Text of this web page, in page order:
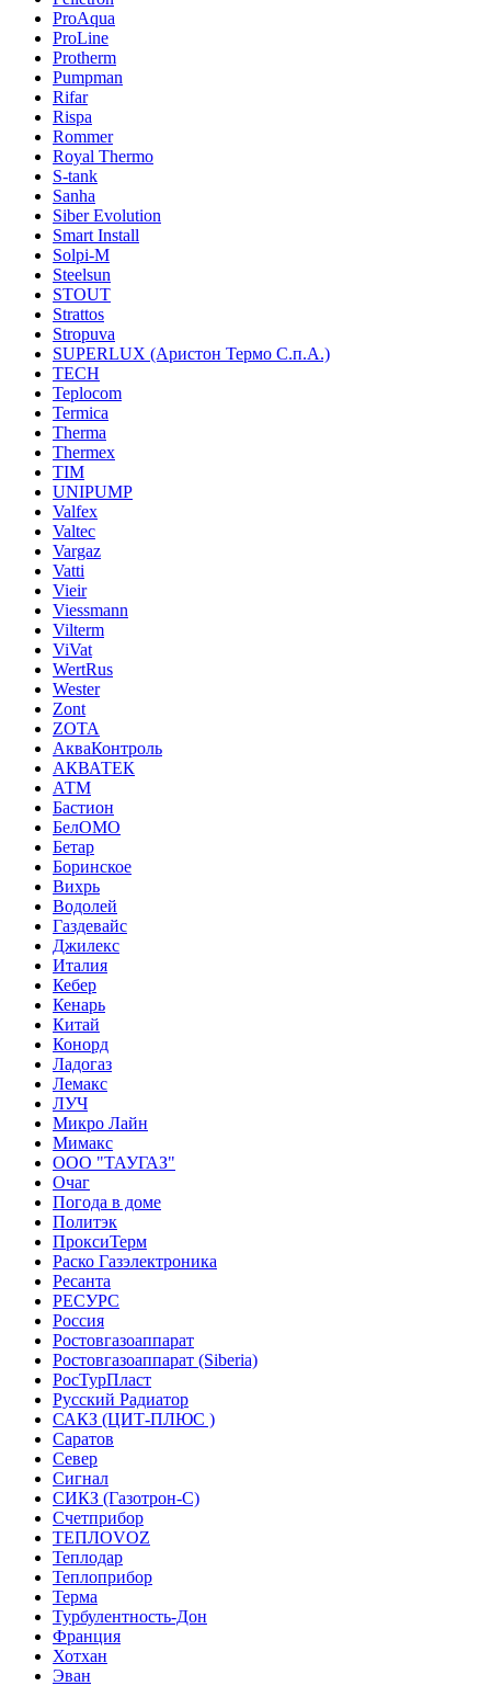
ProAqua
ProLine
Protherm
Pumpman
Rifar
Rispa
Rommer
Royal Thermo
S-tank
Sanha
Siber Evolution
Smart Install
Solpi-M
Steelsun
STOUT
Strattos
Stropuva
SUPERLUX (Аристон Термо С.п.А.)
TECH
Teplocom
Termica
Therma
Thermex
TIM
UNIPUMP
Valfex
Valtec
Vargaz
Vatti
Vieir
Viessmann
Vilterm
ViVat
WertRus
Wester
Zont
ZOTA
АкваКонтроль
АКВАТЕК
АТМ
Бастион
БелОМО
Бетар
Боринское
Вихрь
Водолей
Газдевайс
Джилекс
Италия
Кебер
Кенарь
Китай
Конорд
Ладогаз
Лемакс
ЛУЧ
Микро Лайн
Мимакс
ООО "ТАУГАЗ"
Очаг
Погода в доме
Политэк
ПроксиТерм
Раско Газэлектроника
Ресанта
РЕСУРС
Россия
Ростовгазоаппарат
Ростовгазоаппарат (Siberia)
РосТурПласт
Русский Радиатор
САКЗ (ЦИТ-ПЛЮС )
Саратов
Север
Сигнал
СИКЗ (Газотрон-С)
Счетприбор
ТЕПЛОVOZ
Теплодар
Теплоприбор
Терма
Турбулентность-Дон
Франция
Хотхан
Эван